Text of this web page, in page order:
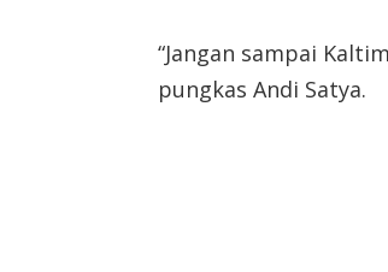
“Jangan sampai
pungkas Andi Satya.